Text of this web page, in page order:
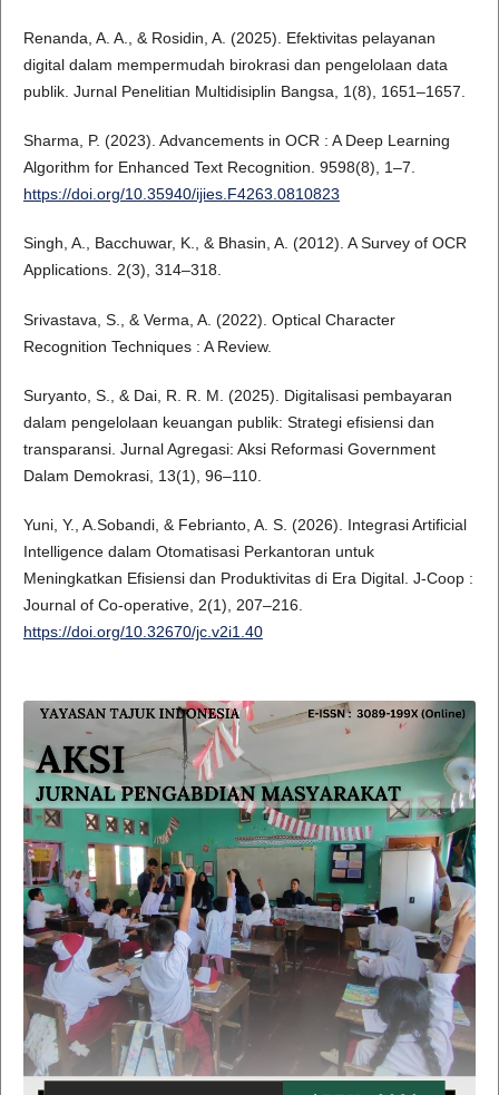
Renanda, A. A., & Rosidin, A. (2025). Efektivitas pelayanan
digital dalam mempermudah birokrasi dan pengelolaan data
publik. Jurnal Penelitian Multidisiplin Bangsa, 1(8), 1651–1657.
Sharma, P. (2023). Advancements in OCR : A Deep Learning
Algorithm for Enhanced Text Recognition. 9598(8), 1–7.
https://doi.org/10.35940/ijies.F4263.0810823
Singh, A., Bacchuwar, K., & Bhasin, A. (2012). A Survey of OCR
Applications. 2(3), 314–318.
Srivastava, S., & Verma, A. (2022). Optical Character
Recognition Techniques : A Review.
Suryanto, S., & Dai, R. R. M. (2025). Digitalisasi pembayaran
dalam pengelolaan keuangan publik: Strategi efisiensi dan
transparansi. Jurnal Agregasi: Aksi Reformasi Government
Dalam Demokrasi, 13(1), 96–110.
Yuni, Y., A.Sobandi, & Febrianto, A. S. (2026). Integrasi Artificial
Intelligence dalam Otomatisasi Perkantoran untuk
Meningkatkan Efisiensi dan Produktivitas di Era Digital. J-Coop :
Journal of Co-operative, 2(1), 207–216.
https://doi.org/10.32670/jc.v2i1.40